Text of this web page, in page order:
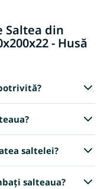
din
- Husă
saltelei?
salteaua?